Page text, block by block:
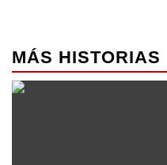
MÁS HISTORIAS